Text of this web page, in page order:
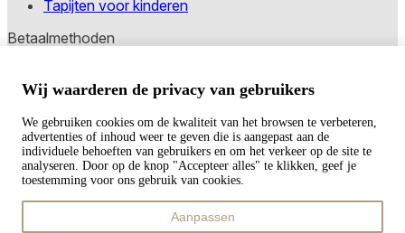
Tapijten voor kinderen
Betaalmethoden
Copyright © 2026 TAPISO
Wij waarderen de privacy van gebruikers
We gebruiken cookies om de kwaliteit van het browsen te verbeteren,
advertenties of inhoud weer te geven die is aangepast aan de
individuele behoeften van gebruikers en om het verkeer op de site te
analyseren. Door op de knop "Accepteer alles" te klikken, geef je
toestemming voor ons gebruik van cookies.
Aanpassen
Winkelwagen
0,00